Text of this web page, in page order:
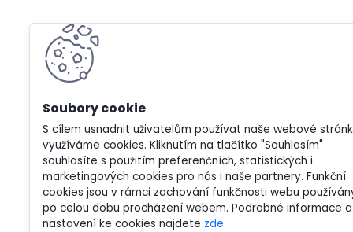
S cílem usnadnit uživatelům používat naše webové
využíváme cookies. Kliknutím na tlačítko "Souhlasím"
souhlasíte s použitím preferenčních, statistických i
marketingových cookies pro nás i naše partnery. Funkční
cookies jsou v rámci zachování funkčnosti webu
po celou dobu procházení webem. Podrobné informace a
nastavení ke cookies najdete zde.